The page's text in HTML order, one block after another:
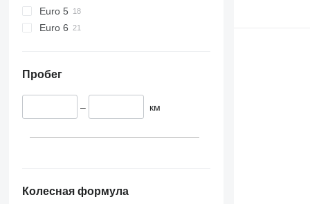
Euro 5
Euro 6
Пробег
– км
Колесная формула